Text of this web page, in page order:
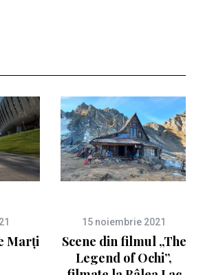
Marți
15 noiembrie 2021
Scene din filmul „The
Legend of Ochi”,